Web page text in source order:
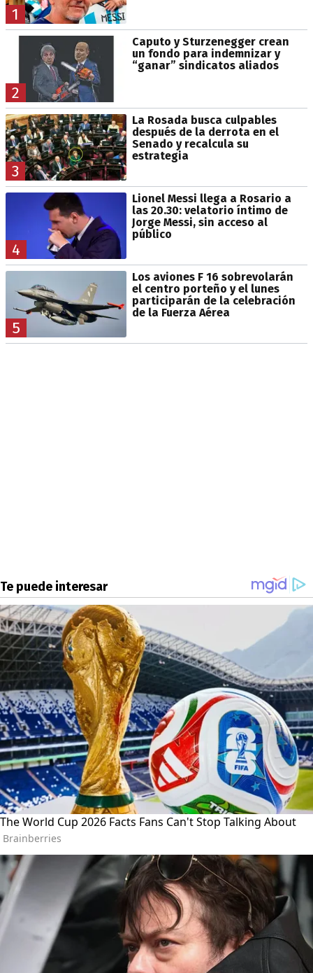
1
2
Caputo y Sturzenegger crean
un fondo para indemnizar y
“ganar” sindicatos aliados
3
La Rosada busca culpables
después de la derrota en el
Senado y recalcula su
estrategia
4
Lionel Messi llega a Rosario a
las 20.30: velatorio íntimo de
Jorge Messi, sin acceso al
público
5
Los aviones F 16 sobrevolarán
el centro porteño y el lunes
participarán de la celebración
de la Fuerza Aérea